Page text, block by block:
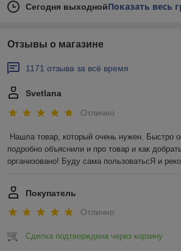
Сегодня выходнойПоказать весь
Отзывы о магазине
1171 отзыва за всё время
Svetlana
Отлично
Нашла товар, который очень нужен. Быстро
подробно объяснили и про товар и как
организовано! Буду сама пользоватьсЯ и
Покупатель
Отлично
Сделка подтверждена через корзину